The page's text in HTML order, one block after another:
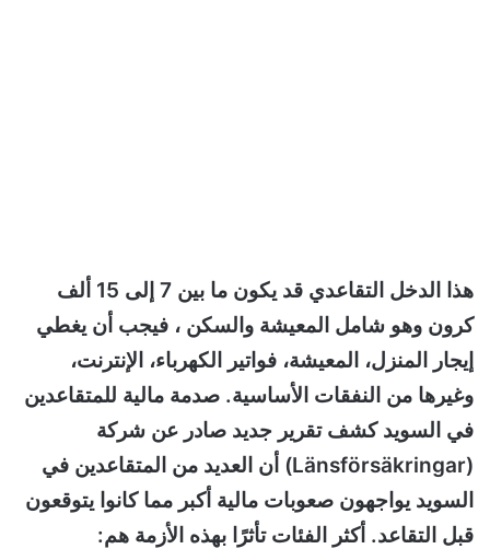
هذا الدخل التقاعدي قد يكون ما بين 7 إلى 15 ألف
كرون وهو شامل المعيشة والسكن ، فيجب أن يغطي
إيجار المنزل، المعيشة، فواتير الكهرباء، الإنترنت،
وغيرها من النفقات الأساسية. صدمة مالية للمتقاعدين
في السويد كشف تقرير جديد صادر عن شركة
(Länsförsäkringar) أن العديد من المتقاعدين في
السويد يواجهون صعوبات مالية أكبر مما كانوا يتوقعون
قبل التقاعد. أكثر الفئات تأثرًا بهذه الأزمة هم: